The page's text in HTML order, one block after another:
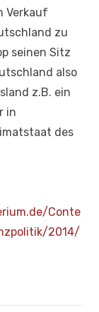
Verkauf
zu
seinen Sitz
also
z.B. ein
in
des
Conte
2014/